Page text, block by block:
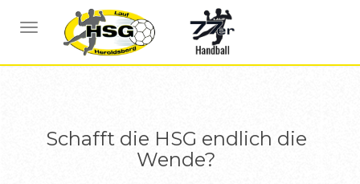
NAVIGATION UMSCHALTEN
BERICHTE BERICHTE HSG1
Schafft die HSG endlich die
Wende?